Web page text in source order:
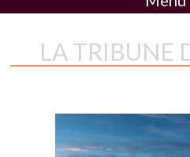
LA TRIBUNE